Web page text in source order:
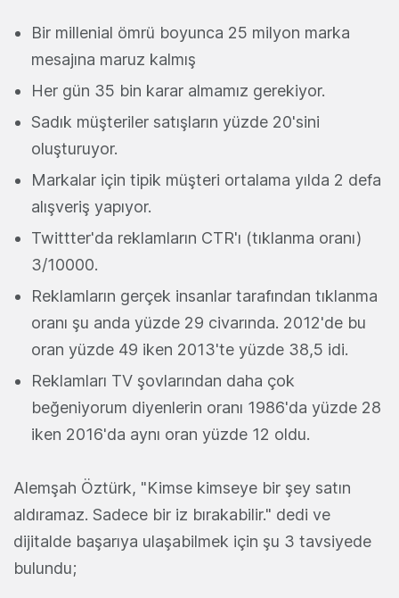
Bir millenial ömrü boyunca 25 milyon marka
mesajına maruz kalmış
Her gün 35 bin karar almamız gerekiyor.
Sadık müşteriler satışların yüzde 20'sini
oluşturuyor.
Markalar için tipik müşteri ortalama yılda 2 defa
alışveriş yapıyor.
Twittter'da reklamların CTR'ı (tıklanma oranı)
3/10000.
Reklamların gerçek insanlar tarafından tıklanma
oranı şu anda yüzde 29 civarında. 2012'de bu
oran yüzde 49 iken 2013'te yüzde 38,5 idi.
Reklamları TV şovlarından daha çok
beğeniyorum diyenlerin oranı 1986'da yüzde 28
iken 2016'da aynı oran yüzde 12 oldu.
Alemşah Öztürk, "Kimse kimseye bir şey satın
aldıramaz. Sadece bir iz bırakabilir." dedi ve
dijitalde başarıya ulaşabilmek için şu 3 tavsiyede
bulundu;